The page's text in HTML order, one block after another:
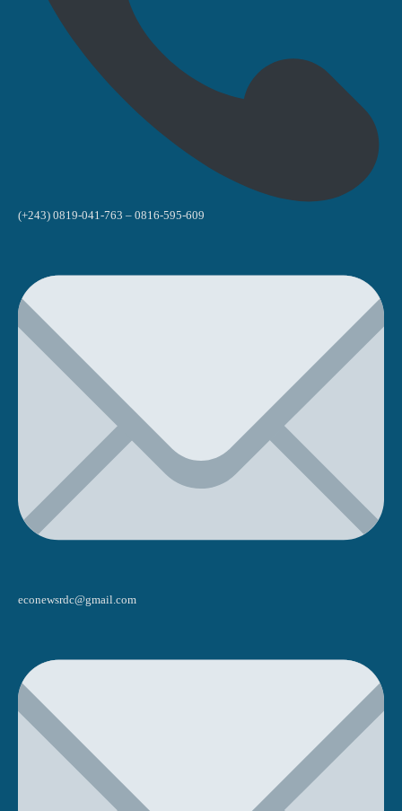
(+243) 0819-041-763 – 0816-595-609
econewsrdc@gmail.com